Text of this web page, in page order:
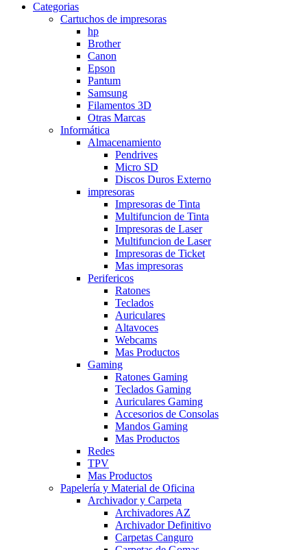
Categorias
Cartuchos de impresoras
hp
Brother
Canon
Epson
Pantum
Samsung
Filamentos 3D
Otras Marcas
Informática
Almacenamiento
Pendrives
Micro SD
Discos Duros Externo
impresoras
Impresoras de Tinta
Multifuncion de Tinta
Impresoras de Laser
Multifuncion de Laser
Impresoras de Ticket
Mas impresoras
Perifericos
Ratones
Teclados
Auriculares
Altavoces
Webcams
Mas Productos
Gaming
Ratones Gaming
Teclados Gaming
Auriculares Gaming
Accesorios de Consolas
Mandos Gaming
Mas Productos
Redes
TPV
Mas Productos
Papelería y Material de Oficina
Archivador y Carpeta
Archivadores AZ
Archivador Definitivo
Carpetas Canguro